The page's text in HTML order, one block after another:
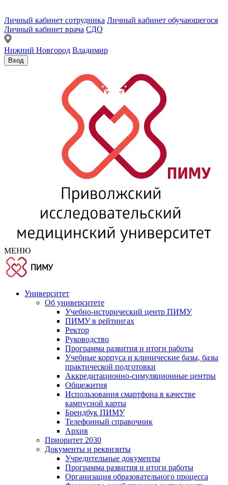
Личный кабинет сотрудника Личный кабинет обучающегося
Личный кабинет врача СДО
Нижний Новгород Владимир
Вход
МЕНЮ
Университет
Об университете
Учебно-исторический центр ПИМУ
ПИМУ в рейтингах
Ректор
Руководство
Программа развития и итоги работы
Учебные корпуса и клинические базы, базы
практической подготовки
Аккредитационно-симуляционные центры
Общежития
Использования смартфона в качестве
кампусной карты
Брендбук ПИМУ
Телефонный справочник
Архив
Приоритет 2030
Документы и реквизиты
Учредительные документы
Программа развития и итоги работы
Организация образовательного процесса